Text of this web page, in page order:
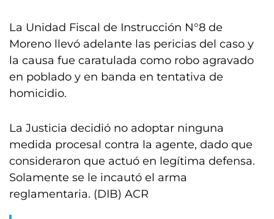
La Unidad Fiscal de Instrucción N°8 de
Moreno llevó adelante las pericias del caso y
la causa fue caratulada como robo agravado
en poblado y en banda en tentativa de
homicidio.
La Justicia decidió no adoptar ninguna
medida procesal contra la agente, dado que
consideraron que actuó en legítima defensa.
Solamente se le incautó el arma
reglamentaria. (DIB) ACR